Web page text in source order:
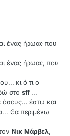
ένας ήρωας που
ένας ήρωας, που
κι ό,τι ο
στο sff ...
όσους... έστω και
Θα περιμένω
Νικ Μάρβελ,